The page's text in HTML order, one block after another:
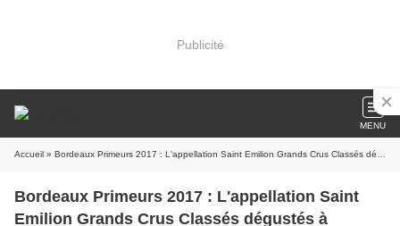
Publicité
MENU
Accueil » Bordeaux Primeurs 2017 : L'appellation Saint Emilion Grands Crus Classés dégustés à Villemaurine (fin)
Bordeaux Primeurs 2017 : L'appellation Saint
Emilion Grands Crus Classés dégustés à